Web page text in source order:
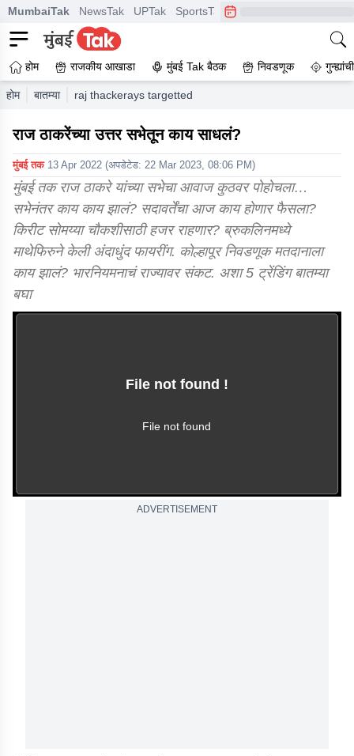
MumbaiTak NewsTak UPTak SportsTak CrimeTak
होम राजकीय आखाडा मुंबई Tak बैठक निवडणूक
होम बातम्या raj thackerays targetted sharad pawar in his uttar sabha
राज ठाकरेंच्या उत्तर सभेतून काय साधलं?
मुंबई तक 13 Apr 2022 (अपडेटेड: 22 Mar 2023, 08:06 PM)
मुंबई तक राज ठाकरे यांच्या सभेचा आवाज कुठवर पोहोचला…
सभेनंतर काय काय झालं? सदावर्तेंचा आज काय होणार फैसला?
किरीट सोमय्या चौकशीसाठी हजर राहणार? ब्रुकलिनमध्ये
माथेफिरुने केली अंदाधुंद फायरींग. कोल्हापूर निवडणूक मतदानाला
काय झालं? भारनियमनाचं राज्यावर संकट. अशा 5 ट्रेंडिंग बातम्या
बघा
This video file cannot
File not found !
File not found
ADVERTISEMENT